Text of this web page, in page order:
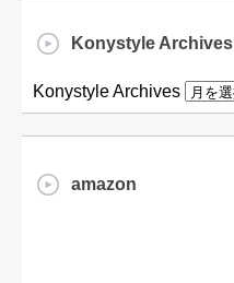
Konystyle Archives
Konystyle Archives
amazon